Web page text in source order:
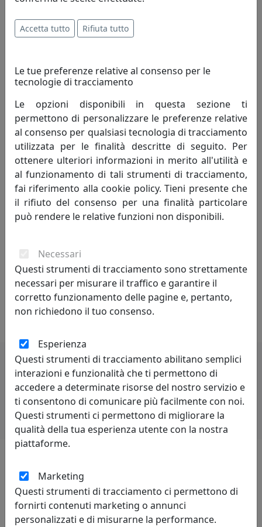
ogni cliente.
Innovazione - è un'attività di pensiero che, elevando il
Innovazione è cambiamento che genera progresso
umano; porta con sé valori e risultati positivi, mai
negativi.
Creatività - è un termine che indica l'arte o la capacità di
creare e inventare."Creatività è unire elementi esistenti
con connessioni nuove, che siano utili" - Henri Poincaré.
La creatività si fonda sulla profonda conoscenza delle
regole da superare, non può svilupparsi in assenza di
competenze preliminari. Caratteristiche della
personalità creativa sono curiosità, indipendenza,
Competitività - indica il livello di capacità concorrenziale
di un sistema economico oppure di una singola
impresa od industria. Può anche essere definita come
capacità di stare al passo con la concorrenza. Lo spirito
di rivalità è proprio di chi è competitivo.
Potrebbero interessarti
Lascia una recensione
Accetta tutto Rifiuta tutto
Le tue preferenze relative al consenso per le
tecnologie di tracciamento
Le opzioni disponibili in questa sezione ti
permettono di personalizzare le preferenze relative
al consenso per qualsiasi tecnologia di tracciamento
utilizzata per le finalità descritte di seguito. Per
ottenere ulteriori informazioni in merito all'utilità e
al funzionamento di tali strumenti di tracciamento,
fai riferimento alla cookie policy. Tieni presente che
il rifiuto del consenso per una finalità particolare
può rendere le relative funzioni non disponibili.
Necessari
Questi strumenti di tracciamento sono strettamente
necessari per misurare il traffico e garantire il
corretto funzionamento delle pagine e, pertanto,
non richiedono il tuo consenso.
Esperienza
Questi strumenti di tracciamento abilitano semplici
interazioni e funzionalità che ti permettono di
accedere a determinate risorse del nostro servizio e
ti consentono di comunicare più facilmente con noi.
Questi strumenti ci permettono di migliorare la
qualità della tua esperienza utente con la nostra
piattaforme.
Marketing
Questi strumenti di tracciamento ci permettono di
fornirti contenuti marketing o annunci
personalizzati e di misurarne la performance.